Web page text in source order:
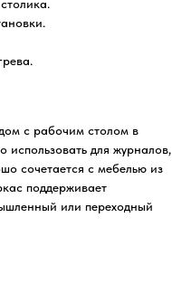
с рабочим столом в
использовать для журналов,
сочетается с мебелью из
поддерживает
или переходный